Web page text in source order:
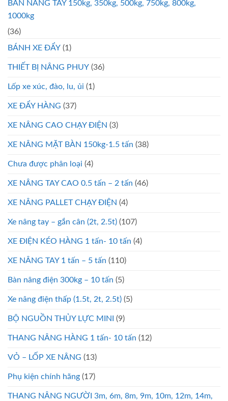
BÀN NÂNG TAY 150kg, 350kg, 500kg, 750kg, 800kg,
1000kg
(36)
BÁNH XE ĐẨY (1)
THIẾT BỊ NÂNG PHUY (36)
Lốp xe xúc, đào, lu, ủi (1)
XE ĐẨY HÀNG (37)
XE NÂNG CAO CHẠY ĐIỆN (3)
XE NÂNG MẶT BÀN 150kg-1.5 tấn (38)
Chưa được phân loại (4)
XE NÂNG TAY CAO 0.5 tấn – 2 tấn (46)
XE NÂNG PALLET CHẠY ĐIỆN (4)
Xe nâng tay – gắn cân (2t, 2.5t) (107)
XE ĐIỆN KÉO HÀNG 1 tấn- 10 tấn (4)
XE NÂNG TAY 1 tấn – 5 tấn (110)
Bàn nâng điện 300kg – 10 tấn (5)
Xe nâng điện thấp (1.5t, 2t, 2.5t) (5)
BỘ NGUỒN THỦY LỰC MINI (9)
THANG NÂNG HÀNG 1 tấn- 10 tấn (12)
VỎ – LỐP XE NÂNG (13)
Phụ kiện chính hãng (17)
THANG NÂNG NGƯỜI 3m, 6m, 8m, 9m, 10m, 12m, 14m,